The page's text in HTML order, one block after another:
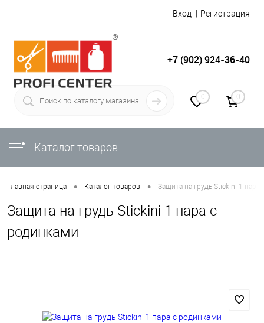
Вход Регистрация
+7 (902) 924-36-40
0 0
Каталог товаров
Главная страница • Каталог товаров • Защита на грудь Stickini 1 пара
Защита на грудь Stickini 1 пара с
родинками